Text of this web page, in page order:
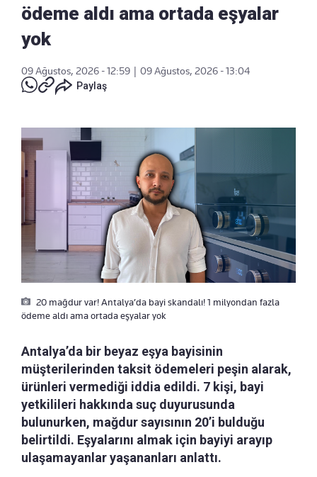
ödeme aldı ama ortada eşyalar
yok
09 Ağustos, 2026 - 12:59
09 Ağustos, 2026 - 13:04
Paylaş
20 mağdur var! Antalya’da bayi skandalı! 1 milyondan fazla
ödeme aldı ama ortada eşyalar yok
Antalya’da bir beyaz eşya bayisinin
müşterilerinden taksit ödemeleri peşin alarak,
ürünleri vermediği iddia edildi. 7 kişi, bayi
yetkilileri hakkında suç duyurusunda
bulunurken, mağdur sayısının 20’i bulduğu
belirtildi. Eşyalarını almak için bayiyi arayıp
ulaşamayanlar yaşananları anlattı.